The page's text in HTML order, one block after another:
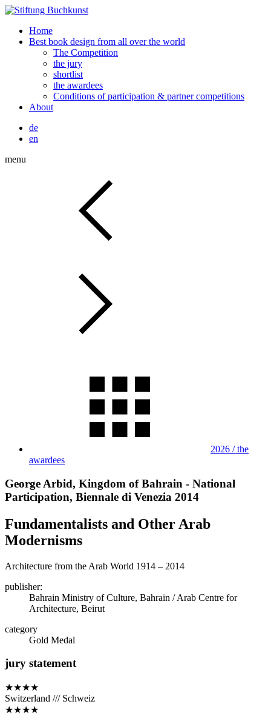
Home
Best book design from all over the world
The Competition
the jury
shortlist
the awardees
Conditions of participation & partner competitions
About
de
en
menu
2026 / the
awardees
George Arbid, Kingdom of Bahrain - National
Participation, Biennale di Venezia 2014
Fundamentalists and Other Arab
Modernisms
Architecture from the Arab World 1914 – 2014
publisher:
Bahrain Ministry of Culture, Bahrain / Arab Centre for
Architecture, Beirut
category
Gold Medal
jury statement
★★★★
Switzerland /// Schweiz
★★★★